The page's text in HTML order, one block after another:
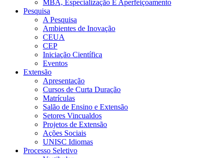
MBA, Especialização E Aperfeiçoamento
Pesquisa
A Pesquisa
Ambientes de Inovação
CEUA
CEP
Iniciação Científica
Eventos
Extensão
Apresentação
Cursos de Curta Duração
Matrículas
Salão de Ensino e Extensão
Setores Vincualdos
Projetos de Extensão
Ações Sociais
UNISC Idiomas
Processo Seletivo